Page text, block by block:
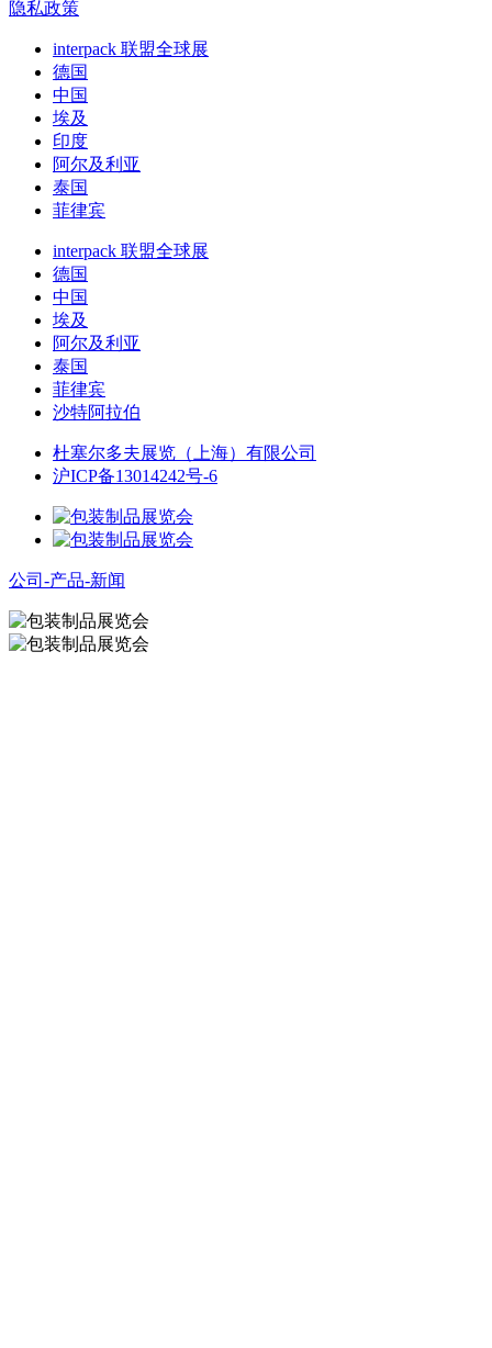
隐私政策
interpack 联盟全球展
德国
中国
埃及
印度
阿尔及利亚
泰国
菲律宾
interpack 联盟全球展
德国
中国
埃及
阿尔及利亚
泰国
菲律宾
沙特阿拉伯
杜塞尔多夫展览（上海）有限公司
沪ICP备13014242号-6
公司-产品-新闻